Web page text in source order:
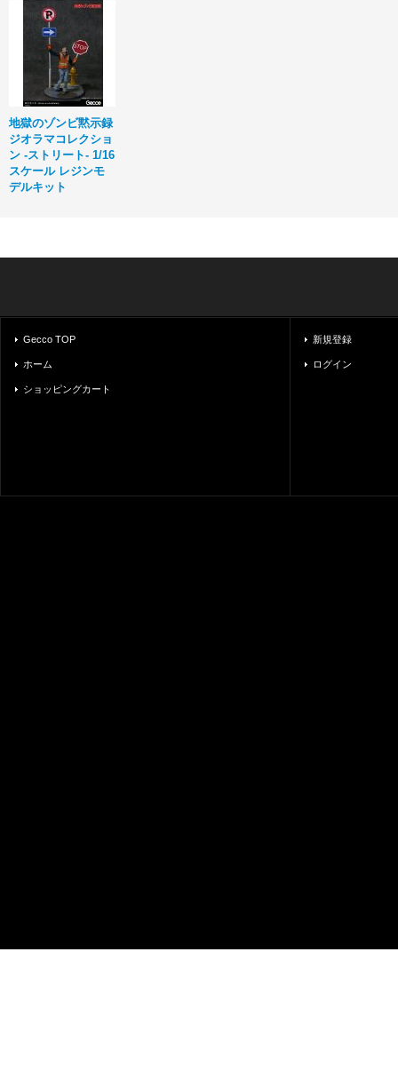
地獄のゾンビ黙示録
ジオラマコレクショ
ン ‐ストリート‐ 1/16
スケール レジンモ
デルキット
Gecco TOP
ホーム
ショッピングカート
新規登録
ログイン